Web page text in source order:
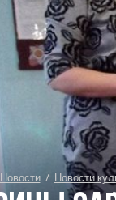
Новости / Новости